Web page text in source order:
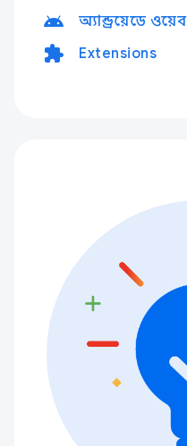
android অ্যান্ড্রয়েডে ওয়েব
extension Extensions